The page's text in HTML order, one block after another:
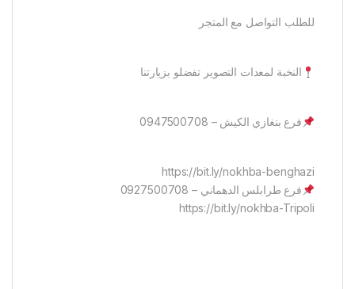
للطلب التواصل مع المتجر
النخبة لمعدات التصوير تفضلو بزيارتنا
فرع بنغازي الكيش – 0947500708
https://bit.ly/nokhba-benghazi
فرع طرابلس الدهماني – 0927500708
https://bit.ly/nokhba-Tripoli